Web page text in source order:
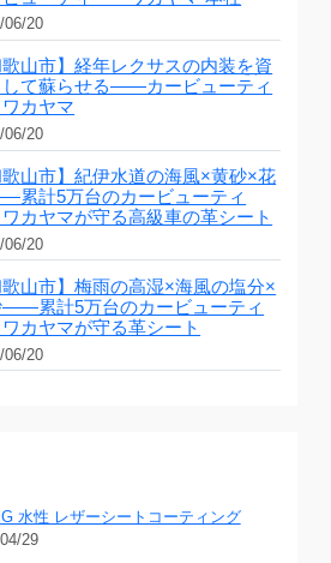
06/20
歌山市】経年レクサスの内装を資
して蘇らせる——カービューティ
カヤマ
06/20
歌山市】紀伊水道の海風×黄砂×花
累計5万台のカービューティ
カヤマが守る高級車の革シート
06/20
歌山市】梅雨の高湿×海風の塩分×
——累計5万台のカービューティ
カヤマが守る革シート
06/20
水性 レザーシートコーティング
29